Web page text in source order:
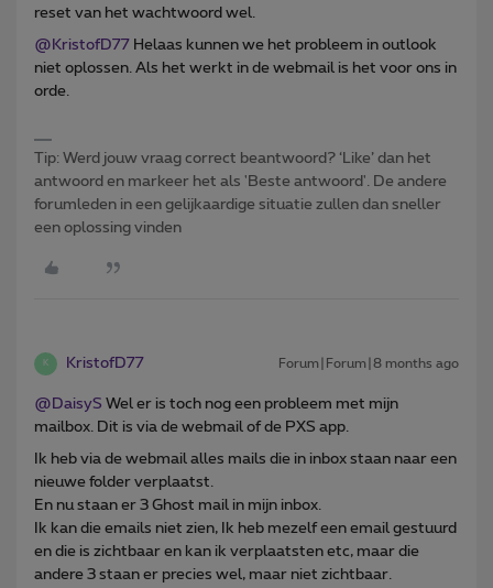
reset van het wachtwoord wel.
@KristofD77 Helaas kunnen we het probleem in outlook
niet oplossen. Als het werkt in de webmail is het voor ons in
orde.
Tip: Werd jouw vraag correct beantwoord? ‘Like’ dan het
antwoord en markeer het als 'Beste antwoord'. De andere
forumleden in een gelijkaardige situatie zullen dan sneller
een oplossing vinden
K KristofD77 Forum|Forum|8 months ago
@DaisyS Wel er is toch nog een probleem met mijn
mailbox. Dit is via de webmail of de PXS app.
Ik heb via de webmail alles mails die in inbox staan naar een
nieuwe folder verplaatst.
En nu staan er 3 Ghost mail in mijn inbox.
Ik kan die emails niet zien, Ik heb mezelf een email gestuurd
en die is zichtbaar en kan ik verplaatsten etc, maar die
andere 3 staan er precies wel, maar niet zichtbaar.